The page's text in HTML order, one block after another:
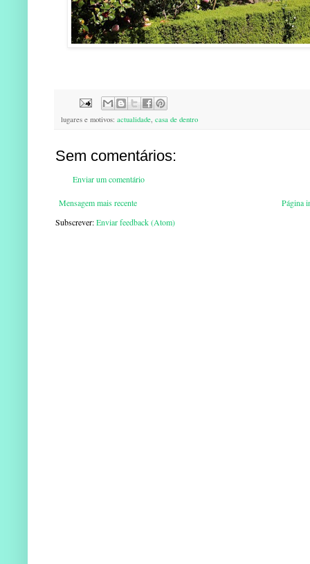
lugares e motivos: actualidade, casa de dentro
Sem comentários:
Enviar um comentário
Mensagem mais recente
Página
Subscrever:Enviar feedback (Atom)